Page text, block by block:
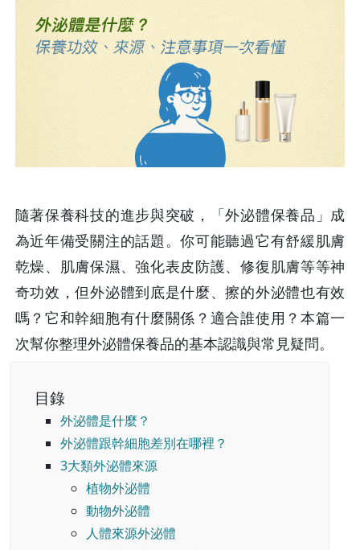
隨著保養科技的進步與突破，「外泌體保養品」成
為近年備受關注的話題。你可能聽過它有舒緩肌膚
乾燥、肌膚保濕、強化表皮防護、修復肌膚等等神
奇功效，但外泌體到底是什麼、擦的外泌體也有效
嗎？它和幹細胞有什麼關係？適合誰使用？本篇一
次幫你整理外泌體保養品的基本認識與常見疑問。
目錄
外泌體是什麼？
外泌體跟幹細胞差別在哪裡？
3大類外泌體來源
植物外泌體
動物外泌體
人體來源外泌體